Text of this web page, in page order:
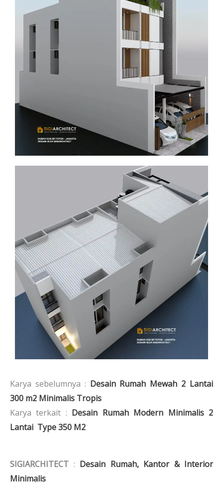
Karya sebelumnya : Desain Rumah Mewah 2 Lantai
300 m2 Minimalis Tropis
Karya terkait : Desain Rumah Modern Minimalis 2
Lantai Type 350 M2
SIGIARCHITECT : Desain Rumah, Kantor & Interior
Minimalis